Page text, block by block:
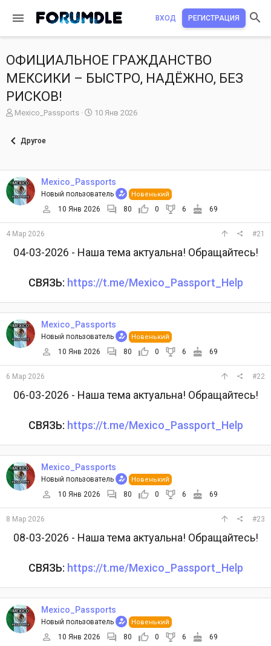
ВХОД РЕГИСТРАЦИЯ
ОФИЦИАЛЬНОЕ ГРАЖДАНСТВО
МЕКСИКИ – БЫСТРО, НАДЁЖНО, БЕЗ
РИСКОВ!
А
о
е
м
ы
Mexico_Passports
Д
а
л
а
10 Янв 2026
Другое
Mexico_Passports
Новый пользователь Новенький
10 Янв 2026 80 0 6 69
4 Мар 2026 #21
04-03-2026 - Наша тема актуальна! Обращайтесь!
СВЯЗЬ: https://t.me/Mexico_Passport_Help
Mexico_Passports
Новый пользователь Новенький
10 Янв 2026 80 0 6 69
6 Мар 2026 #22
06-03-2026 - Наша тема актуальна! Обращайтесь!
СВЯЗЬ: https://t.me/Mexico_Passport_Help
Mexico_Passports
Новый пользователь Новенький
10 Янв 2026 80 0 6 69
8 Мар 2026 #23
08-03-2026 - Наша тема актуальна! Обращайтесь!
СВЯЗЬ: https://t.me/Mexico_Passport_Help
Mexico_Passports
Новый пользователь Новенький
10 Янв 2026 80 0 6 69